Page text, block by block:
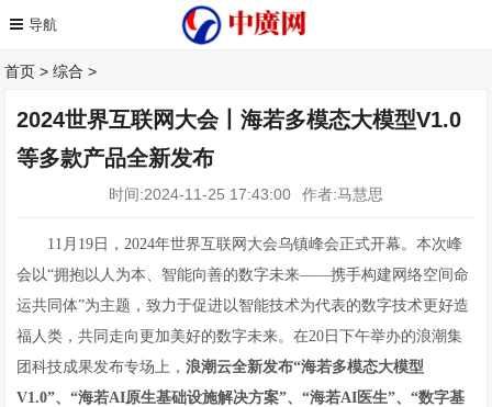
首页 >综合 >
2024世界互联网大会丨海若多模态大模型V1.0
等多款产品全新发布
时间:2024-11-25 17:43:00 作者:马慧思
11月19日，2024年世界互联网大会乌镇峰会正式开幕。本次峰
会以“拥抱以人为本、智能向善的数字未来——携手构建网络空间命
运共同体”为主题，致力于促进以智能技术为代表的数字技术更好造
福人类，共同走向更加美好的数字未来。在20日下午举办的浪潮集
团科技成果发布专场上，浪潮云全新发布“海若多模态大模型
V1.0”、“海若AI原生基础设施解决方案”、“海若AI医生”、“数字基